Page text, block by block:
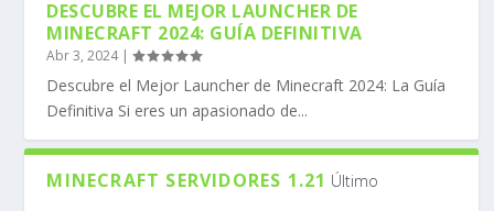
DESCUBRE EL MEJOR LAUNCHER DE
MINECRAFT 2024: GUÍA DEFINITIVA
Abr 3, 2024|
Descubre el Mejor Launcher de Minecraft 2024: La Guía
Definitiva Si eres un apasionado de...
MINECRAFT SERVIDORES 1.21 Último